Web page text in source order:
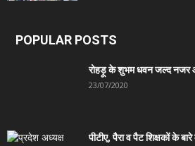
POPULAR POSTS
रोहड़ू के शुभम धवन जल्द नजर
23/07/2020
पीटीए, पैरा व पैट शिक्षकों के